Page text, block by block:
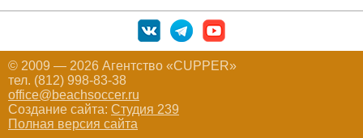
© 2009 — 2026 Агентство «CUPPER»
тел. (812) 998-83-38
office@beachsoccer.ru
Создание сайта: Студия 239
Полная версия сайта